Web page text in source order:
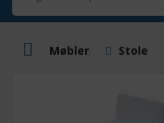
Møbler Stole